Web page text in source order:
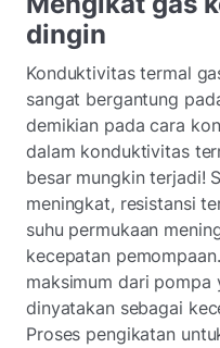
dingin
Konduktivitas termal
sangat bergantung
demikian pada cara
dalam konduktivitas
besar mungkin terjadi!
meningkat, resistansi
suhu permukaan
kecepatan
maksimum dari pompa
dinyatakan sebagai
Proses pengikatan